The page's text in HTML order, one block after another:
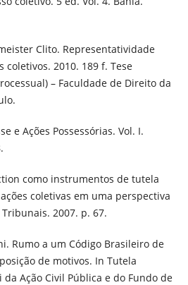
Clito. Representatividade
coletivos. 2010. 189 f. Tese
– Faculdade de Direito da
e Ações Possessórias. Vol. I.
como instrumentos de tutela
coletivas em uma perspectiva
2007. p. 67.
Rumo a um Código Brasileiro de
de motivos. In Tutela
da Ação Civil Pública e do Fundo de